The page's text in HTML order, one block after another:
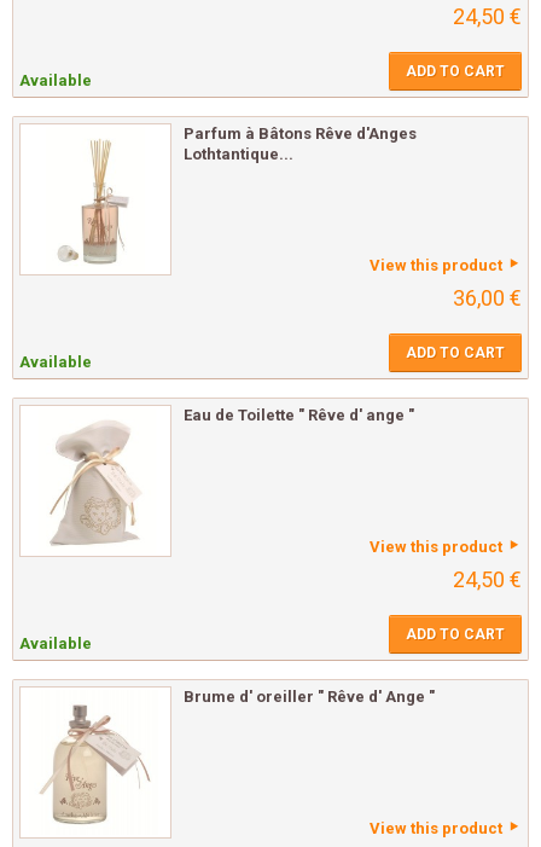
24,50 €
Available ADD TO CART
Parfum à Bâtons Rêve d'Anges
Lothtantique...
View this product
36,00 €
Available ADD TO CART
Eau de Toilette " Rêve d' ange "
View this product
24,50 €
Available ADD TO CART
Brume d' oreiller " Rêve d' Ange "
View this product